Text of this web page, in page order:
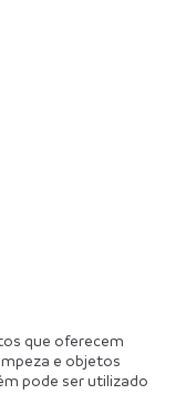
que oferecem
e objetos
pode ser utilizado